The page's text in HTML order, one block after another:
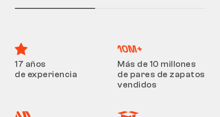
17 años
de experiencia
Más de 10 millones
de pares de zapatos
vendidos